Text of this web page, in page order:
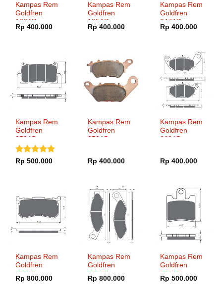
Kampas Rem
Goldfren
106AD
Rp 400.000
Kampas Rem
Goldfren
105AD
Rp 400.000
Kampas Rem
Goldfren
047AD
Rp 400.000
Kampas Rem
Goldfren
379AD
Dinilai5
Rp 500.000
Kampas Rem
Goldfren
370AD
Rp 400.000
Kampas Rem
Goldfren
369AD
Rp 400.000
Kampas Rem
Goldfren
353AD
Rp 800.000
Kampas Rem
Goldfren
352AD
Rp 800.000
Kampas Rem
Goldfren
326AD
Rp 500.000